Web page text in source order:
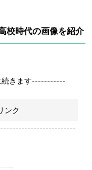
校時代の画像を紹介
続きます-----------
ンク